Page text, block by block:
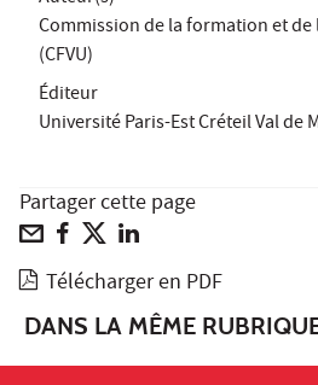
Commission de la formation et
(CFVU)
Éditeur
Université Paris-Est Créteil Val de
Partager cette page
Télécharger en PDF
DANS LA MÊME